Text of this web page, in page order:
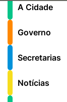
A Cidade
Governo
Secretarias
Notícias